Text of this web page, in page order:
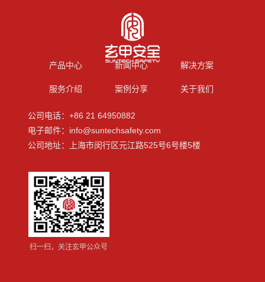
产品中心 新闻中心 解决方案
服务介绍 案例分享 关于我们
公司电话：+86 21 64950882
电子邮件：info@suntechsafety.com
公司地址：上海市闵行区元江路525号6号楼5楼
扫一扫，关注玄甲公众号